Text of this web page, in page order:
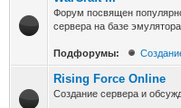
Форум посвящен
сервера на базе
Подфорумы:
Rising Force Online
Создание сервера и